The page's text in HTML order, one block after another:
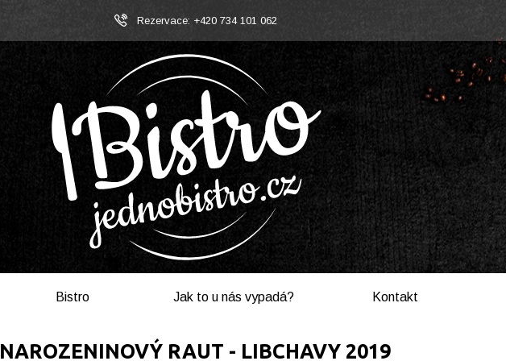
Rezervace: +420 734 101 062
Bistro Jak to u nás vypadá? Kontakt
NAROZENINOVÝ RAUT - LIBCHAVY 2019